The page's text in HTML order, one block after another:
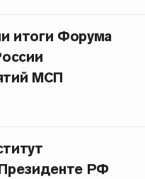
итоги Форума
МСП
РФ